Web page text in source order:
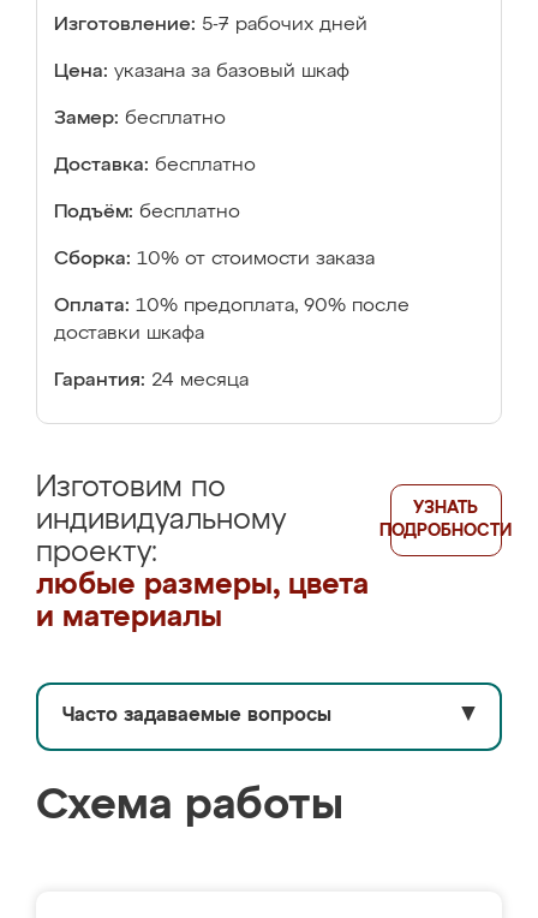
Изготовление: 5-7 рабочих дней
Цена: указана за базовый шкаф
Замер: бесплатно
Доставка: бесплатно
Подъём: бесплатно
Сборка: 10% от стоимости заказа
Оплата: 10% предоплата, 90% после
доставки шкафа
Гарантия: 24 месяца
Изготовим по
индивидуальному
проекту:
любые размеры, цвета
и материалы
УЗНАТЬ
ПОДРОБНОСТИ
Часто задаваемые вопросы ▼
Схема работы